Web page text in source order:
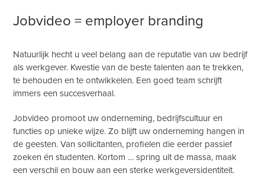
Ontdek de vacature : https://www.andress.be/vacatures/
Volg ons op Facebook:https://www.facebook.com/andressconsulting
Volg ons op LinkedIn: https://www.linkedin.com/company/andress-
consulting-&-partners
Jobvideo = employer branding
Natuurlijk hecht u veel belang aan de reputatie van uw bedrijf
als werkgever. Kwestie van de beste talenten aan te trekken,
te behouden en te ontwikkelen. Een goed team schrijft
immers een succesverhaal.
Jobvideo promoot uw onderneming, bedrijfscultuur en
functies op unieke wijze. Zo blijft uw onderneming hangen in
de geesten. Van sollicitanten, profielen die eerder passief
zoeken én studenten. Kortom … spring uit de massa, maak
een verschil en bouw aan een sterke werkgeversidentiteit.